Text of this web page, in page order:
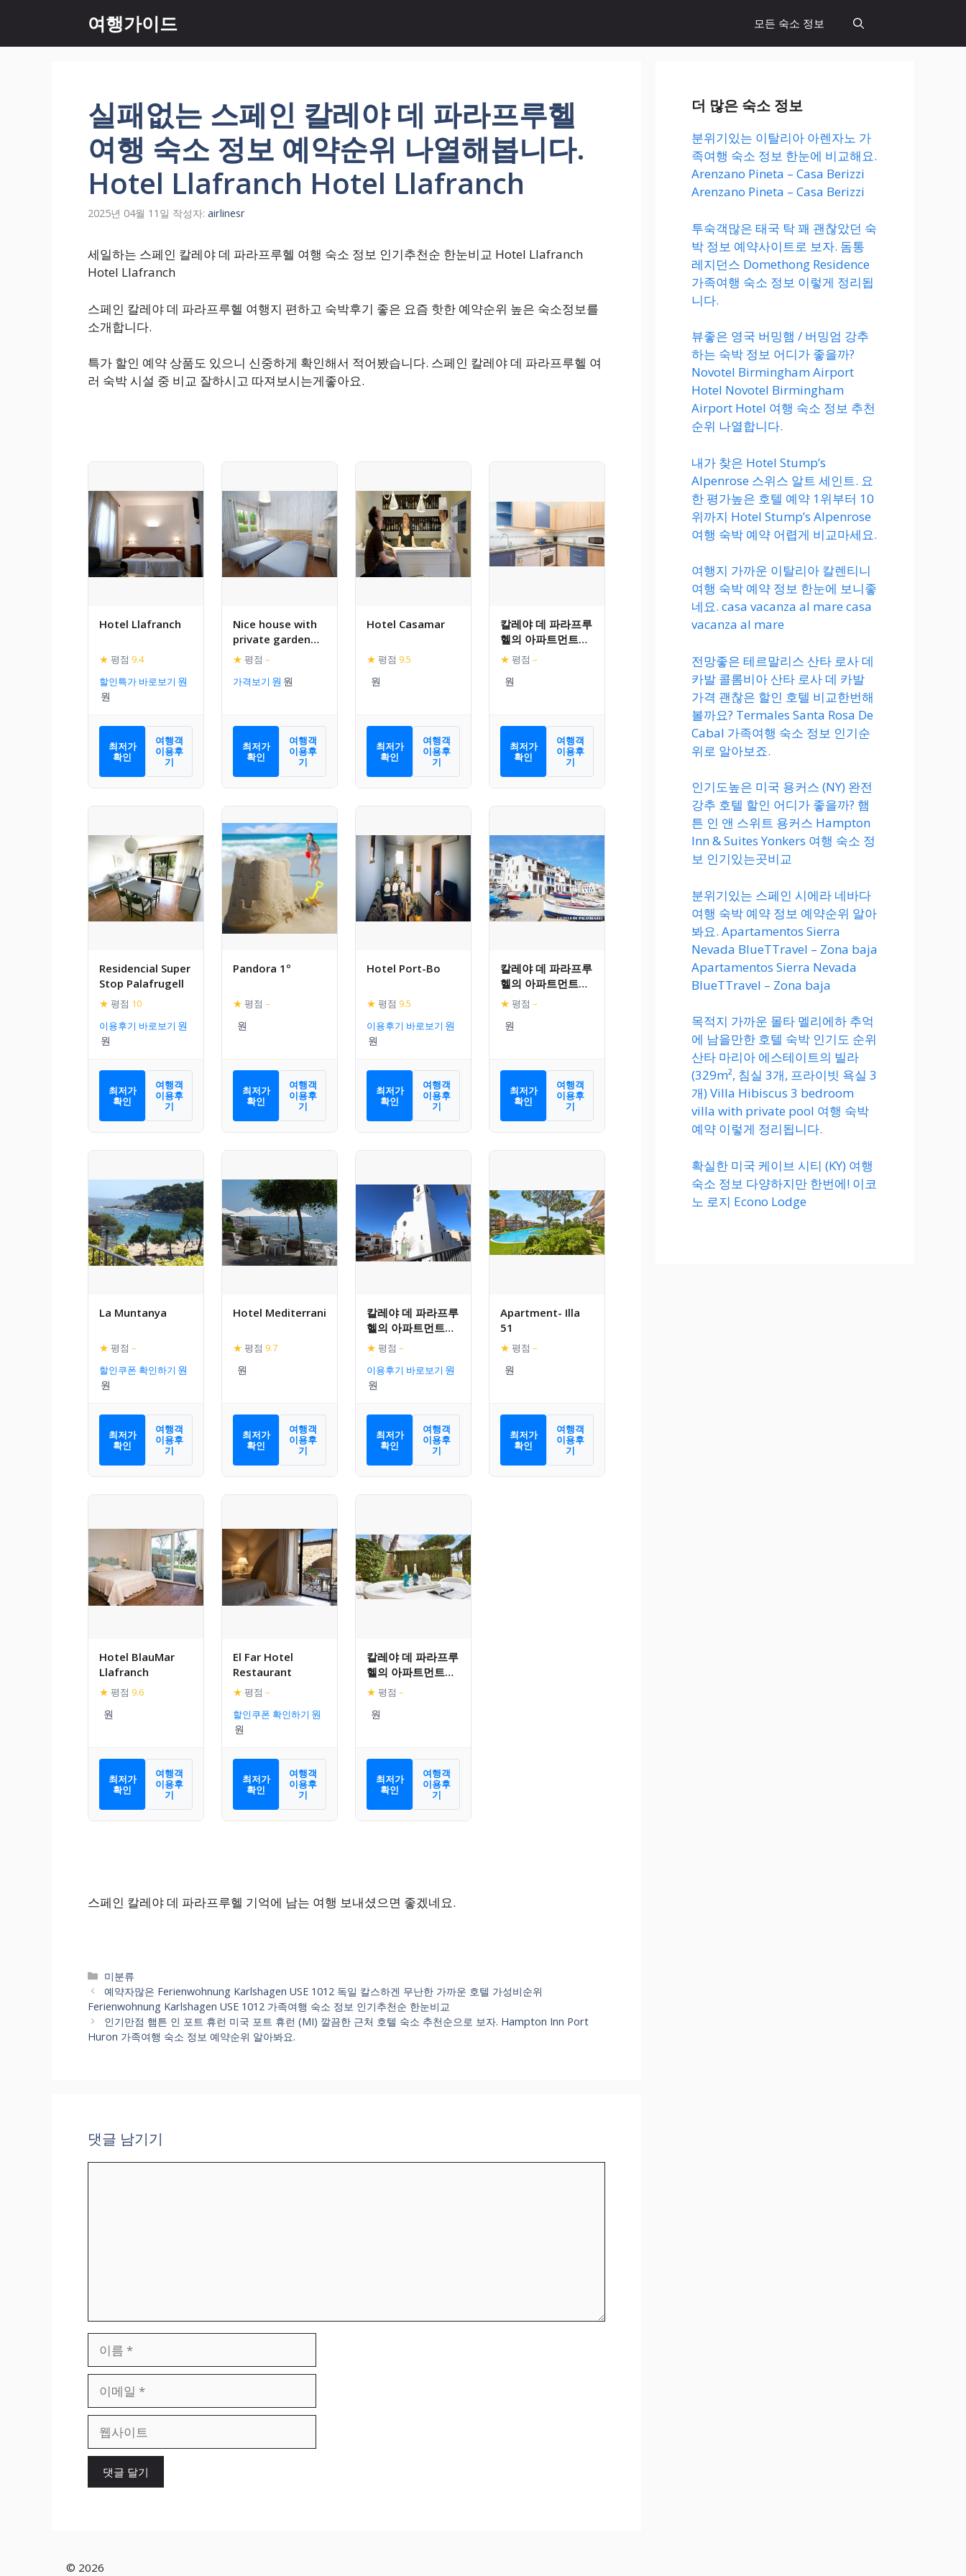
츠
여행가이드 모든 숙소 정보
실패없는 스페인 칼레야 데 파라프루헬
여행 숙소 정보 예약순위 나열해봅니다.
Hotel Llafranch Hotel Llafranch
2025년 04월 11일 작성자: airlinesr
세일하는 스페인 칼레야 데 파라프루헬 여행 숙소 정보 인기추천순 한눈비교 Hotel Llafranch
Hotel Llafranch
스페인 칼레야 데 파라프루헬 여행지 편하고 숙박후기 좋은 요즘 핫한 예약순위 높은 숙소정보를
소개합니다.
특가 할인 예약 상품도 있으니 신중하게 확인해서 적어봤습니다. 스페인 칼레야 데 파라프루헬 여
러 숙박 시설 중 비교 잘하시고 따져보시는게좋아요.
Hotel Llafranch
★ 평점 9.4
할인특가 바로보기
최저가
확인
여행객
이용후
기
Nice house with
private garden
and shared pool
Llafranc
★ 평점 –
가격보기
최저가
확인
여행객
이용후
기
Hotel Casamar
★ 평점 9.5
최저가
확인
여행객
이용후
기
칼레야 데 파라프루
헬의 아파트먼트
(60m², 침실 3개,
★ 평점 –
최저가
확인
여행객
이용후
기
Residencial Super
Stop Palafrugell
★ 평점 10
이용후기 바로보기
최저가
확인
여행객
이용후
기
Pandora 1º
★ 평점 –
최저가
확인
여행객
이용후
기
Hotel Port-Bo
★ 평점 9.5
이용후기 바로보기
최저가
확인
여행객
이용후
기
칼레야 데 파라프루
헬의 아파트먼트
(60m², 침실 2개,
★ 평점 –
최저가
확인
여행객
이용후
기
La Muntanya
★ 평점 –
할인쿠폰 확인하기
최저가
확인
여행객
이용후
기
Hotel Mediterrani
★ 평점 9.7
최저가
확인
여행객
이용후
기
칼레야 데 파라프루
헬의 아파트먼트
(60m², 침실 2개,
★ 평점 –
이용후기 바로보기
최저가
확인
여행객
이용후
기
Apartment- Illa
51
★ 평점 –
최저가
확인
여행객
이용후
기
Hotel BlauMar
Llafranch
★ 평점 9.6
최저가
확인
여행객
이용후
기
El Far Hotel
Restaurant
★ 평점 –
할인쿠폰 확인하기
최저가
확인
여행객
이용후
기
칼레야 데 파라프루
헬의 아파트먼트
(70m², 침실 2개,
★ 평점 –
최저가
확인
여행객
이용후
기
스페인 칼레야 데 파라프루헬 기억에 남는 여행 보내셨으면 좋겠네요.
카
테
고
리
미분류
예약자많은 Ferienwohnung Karlshagen USE 1012 독일 칼스하겐 무난한 가까운 호텔 가성비순위
Ferienwohnung Karlshagen USE 1012 가족여행 숙소 정보 인기추천순 한눈비교
인기만점 햄튼 인 포트 휴런 미국 포트 휴런 (MI) 깔끔한 근처 호텔 숙소 추천순으로 보자. Hampton Inn Port
Huron 가족여행 숙소 정보 예약순위 알아봐요.
댓글 남기기
일
이
더 많은 숙소 정보
분위기있는 이탈리아 아렌자노 가
족여행 숙소 정보 한눈에 비교해요.
Arenzano Pineta – Casa Berizzi
Arenzano Pineta – Casa Berizzi
투숙객많은 태국 탁 꽤 괜찮았던 숙
박 정보 예약사이트로 보자. 돔통
레지던스 Domethong Residence
가족여행 숙소 정보 이렇게 정리됩
니다.
뷰좋은 영국 버밍햄 / 버밍엄 강추
하는 숙박 정보 어디가 좋을까?
Novotel Birmingham Airport
Hotel Novotel Birmingham
Airport Hotel 여행 숙소 정보 추천
순위 나열합니다.
내가 찾은 Hotel Stump’s
Alpenrose 스위스 알트 세인트. 요
한 평가높은 호텔 예약 1위부터 10
위까지 Hotel Stump’s Alpenrose
여행 숙박 예약 어렵게 비교마세요.
여행지 가까운 이탈리아 칼렌티니
여행 숙박 예약 정보 한눈에 보니좋
네요. casa vacanza al mare casa
vacanza al mare
전망좋은 테르말리스 산타 로사 데
카발 콜롬비아 산타 로사 데 카발
가격 괜찮은 할인 호텔 비교한번해
볼까요? Termales Santa Rosa De
Cabal 가족여행 숙소 정보 인기순
위로 알아보죠.
인기도높은 미국 용커스 (NY) 완전
강추 호텔 할인 어디가 좋을까? 햄
튼 인 앤 스위트 용커스 Hampton
Inn & Suites Yonkers 여행 숙소 정
보 인기있는곳비교
분위기있는 스페인 시에라 네바다
여행 숙박 예약 정보 예약순위 알아
봐요. Apartamentos Sierra
Nevada BlueTTravel – Zona baja
Apartamentos Sierra Nevada
BlueTTravel – Zona baja
목적지 가까운 몰타 멜리에하 추억
에 남을만한 호텔 숙박 인기도 순위
산타 마리아 에스테이트의 빌라
(329m², 침실 3개, 프라이빗 욕실 3
개) Villa Hibiscus 3 bedroom
villa with private pool 여행 숙박
예약 이렇게 정리됩니다.
확실한 미국 케이브 시티 (KY) 여행
숙소 정보 다양하지만 한번에! 이코
노 로지 Econo Lodge
© 2026